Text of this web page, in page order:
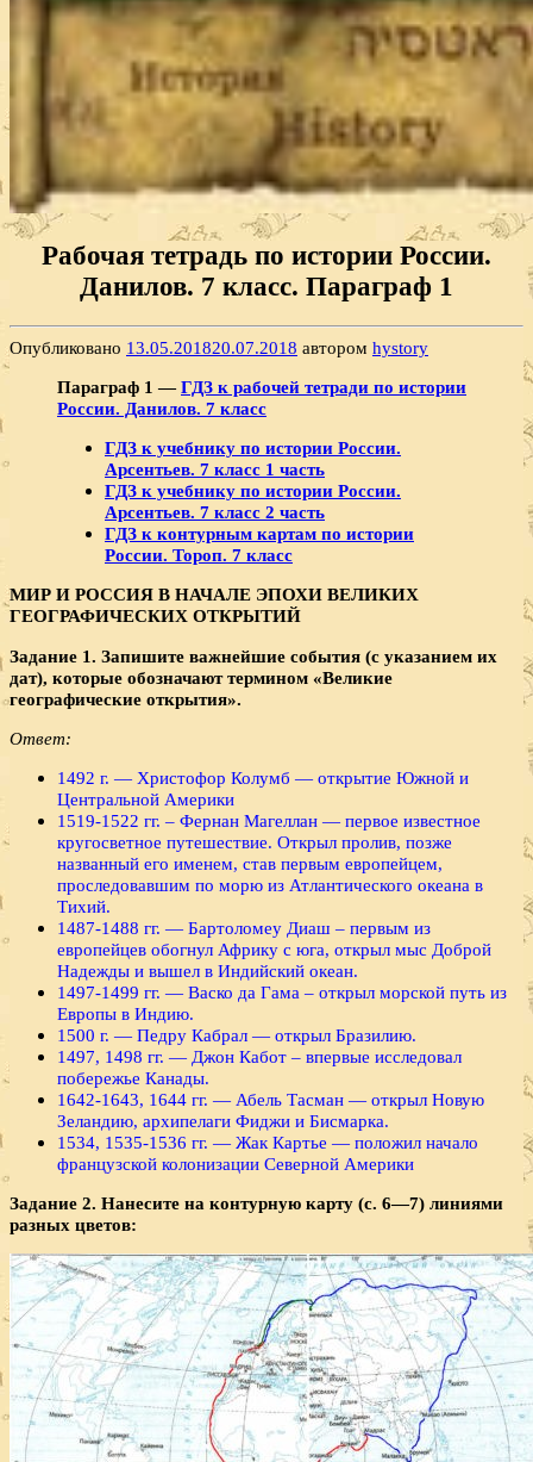
Рабочая тетрадь по истории России.
Данилов. 7 класс. Параграф 1
Опубликовано 13.05.201820.07.2018 автором hystory
Параграф 1 —ГДЗ к рабочей тетради по истории
России. Данилов. 7 класс
ГДЗ к учебнику по истории России.
Арсентьев. 7 класс 1 часть
ГДЗ к учебнику по истории России.
Арсентьев. 7 класс 2 часть
ГДЗ к контурным картам по истории
России. Тороп. 7 класс
МИР И РОССИЯ В НАЧАЛЕ ЭПОХИ ВЕЛИКИХ
ГЕОГРАФИЧЕСКИХ ОТКРЫТИЙ
Задание 1. Запишите важнейшие события (с указанием их
дат), которые обозначают термином «Великие
географические открытия».
Ответ:
1492 г. — Христофор Колумб — открытие Южной и
Центральной Америки
1519-1522 гг. – Фернан Магеллан — первое известное
кругосветное путешествие. Открыл пролив, позже
названный его именем, став первым европейцем,
проследовавшим по морю из Атлантического океана в
Тихий.
1487-1488 гг. — Бартоломеу Диаш – первым из
европейцев обогнул Африку с юга, открыл мыс Доброй
Надежды и вышел в Индийский океан.
1497-1499 гг. — Васко да Гама – открыл морской путь из
Европы в Индию.
1500 г. — Педру Кабрал — открыл Бразилию.
1497, 1498 гг. — Джон Кабот – впервые исследовал
побережье Канады.
1642-1643, 1644 гг. — Абель Тасман — открыл Новую
Зеландию, архипелаги Фиджи и Бисмарка.
1534, 1535-1536 гг. — Жак Картье — положил начало
французской колонизации Северной Америки
Задание 2. Нанесите на контурную карту (с. 6—7) линиями
разных цветов: